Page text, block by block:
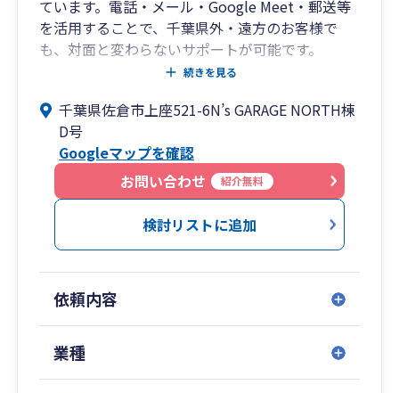
ています。電話・メール・Google Meet・郵送等
を活用することで、千葉県外・遠方のお客様で
も、対面と変わらないサポートが可能です。
・千葉県佐倉市の南ユーカリが丘近郊（ユーカリ
方、個人事業主の方に特化したサービスを提供し
ております（認定経営革新等支援機関）。
・証券会社に3年ほど勤務した後、会計事務所・
税理士法人で15年以上、総合建設会社の経理責任
者として約5年の勤務と、この業界も長いので安
心してお任せください。
・税理士である私自身が担当させていただきます
・ご来所での対面、近隣のお客様へのご訪問、
Google Meetでのオンライン面談と、ご都合に合
わせてお選びいただけます。日々のやり取りはメ
続きを見る
千葉県佐倉市上座521-6N’s GARAGE NORTH棟
D号
Googleマップを確認
お問い合わせ
紹介無料
検討リストに追加
依頼内容
業種